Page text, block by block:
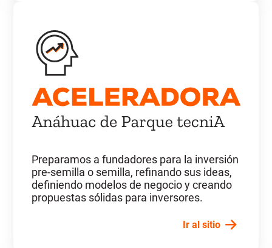
Preparamos a fundadores para la inversión
pre-semilla o semilla, refinando sus ideas,
definiendo modelos de negocio y creando
propuestas sólidas para inversores.
Ir al sitio